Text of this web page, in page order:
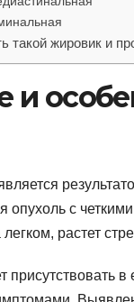
такой жировик и
и
опухоль с
растет